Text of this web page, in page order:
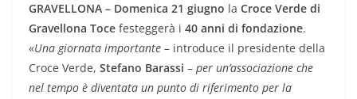
GRAVELLONA – Domenica 21 giugno la Croce Verde di
Gravellona Toce festeggerà i 40 anni di fondazione.
«Una giornata importante – introduce il presidente della
Croce Verde, Stefano Barassi – per un’associazione che
nel tempo è diventata un punto di riferimento per la